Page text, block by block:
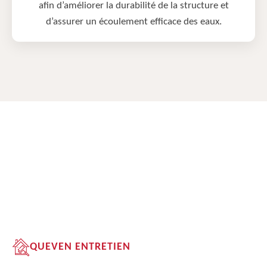
afin d’améliorer la durabilité de la structure et
d’assurer un écoulement efficace des eaux.
QUEVEN ENTRETIEN